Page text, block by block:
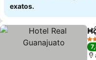
exatos.
3